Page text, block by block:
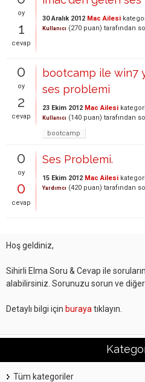
oy
1
cevap
30 Aralık 2012 Mac Ailesi
Kullanıcı (270 puan) tarafından
0
oy
2
cevap
bootcamp ile win7
ses problemi
23 Ekim 2012 Mac Ailesi
Kullanıcı (140 puan) tarafından
bootcamp
0
oy
0
cevap
Ses Problemi.
15 Ekim 2012 Mac Ailesi
Yardımcı (420 puan) tarafından
Hoş geldiniz,
Sihirli Elma Soru & Cevap ile
alabilirsiniz. Sorunuzu sorun ve diğer
Detaylı bilgi için buraya tıklayın.
Tüm kategoriler